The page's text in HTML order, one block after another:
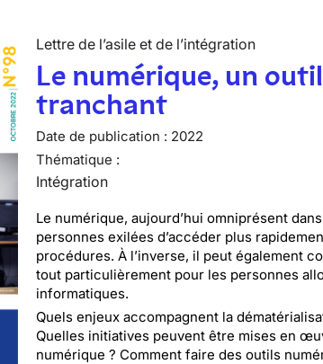
Lettre de l’asile et de l’intégration
Le numérique, un
tranchant
Date de publication : 2022
Thématique :
Intégration
Le numérique, aujourd’hui omniprésent
personnes exilées d’accéder plus
procédures. À l’inverse, il peut également
tout particulièrement pour les personnes
informatiques.
Quels enjeux accompagnent la
Quelles initiatives peuvent être mises en
numérique ? Comment faire des outils